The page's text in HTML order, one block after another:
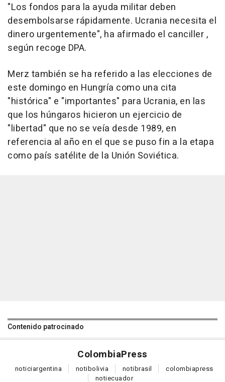
"Los fondos para la ayuda militar deben
desembolsarse rápidamente. Ucrania necesita el
dinero urgentemente", ha afirmado el canciller ,
según recoge DPA.
Merz también se ha referido a las elecciones de
este domingo en Hungría como una cita
"histórica" e "importantes" para Ucrania, en las
que los húngaros hicieron un ejercicio de
"libertad" que no se veía desde 1989, en
referencia al año en el que se puso fin a la etapa
como país satélite de la Unión Soviética.
Contenido patrocinado
ColombiaPress
noticiargentina notibolivia notibrasil colombiapress
notiecuador